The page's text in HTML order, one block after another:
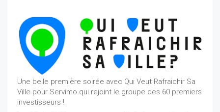
Une belle première soirée avec Qui Veut Rafraichir Sa
Ville pour Servimo qui rejoint le groupe des 60 premiers
investisseurs !